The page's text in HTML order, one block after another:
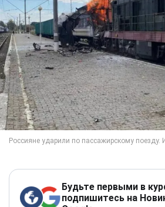
Будьте первыми в
подпишитесь на